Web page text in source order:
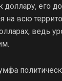
его
на всю
ведь